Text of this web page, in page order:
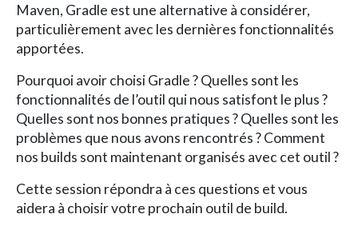
Maven, Gradle est une alternative à considérer,
particulièrement avec les dernières fonctionnalités
apportées.
Pourquoi avoir choisi Gradle ? Quelles sont les
fonctionnalités de l’outil qui nous satisfont le plus ?
Quelles sont nos bonnes pratiques ? Quelles sont les
problèmes que nous avons rencontrés ? Comment
nos builds sont maintenant organisés avec cet outil ?
Cette session répondra à ces questions et vous
aidera à choisir votre prochain outil de build.